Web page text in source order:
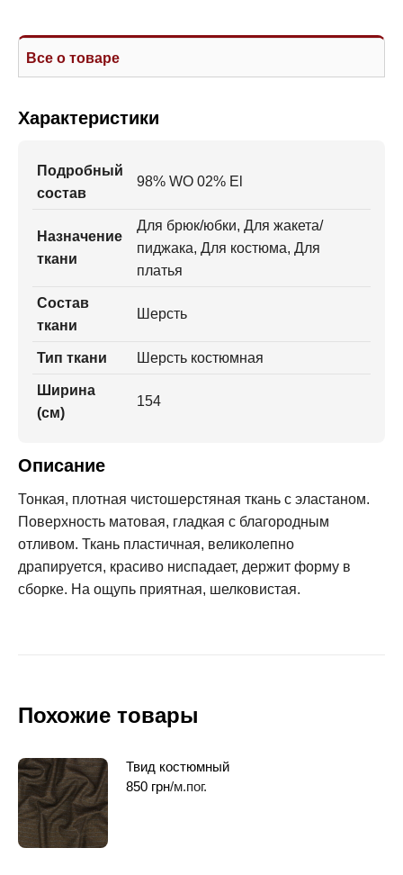
Все о товаре
Характеристики
Подробный
состав
98% WO 02% El
Назначение
ткани
Для брюк/юбки, Для жакета/
пиджака, Для костюма, Для
платья
Состав
ткани
Шерсть
Тип ткани Шерсть костюмная
Ширина
(см)
154
Описание
Тонкая, плотная чистошерстяная ткань с эластаном.
Поверхность матовая, гладкая с благородным
отливом. Ткань пластичная, великолепно
драпируется, красиво ниспадает, держит форму в
сборке. На ощупь приятная, шелковистая.
Похожие товары
Твид костюмный
850 грн/м.пог.